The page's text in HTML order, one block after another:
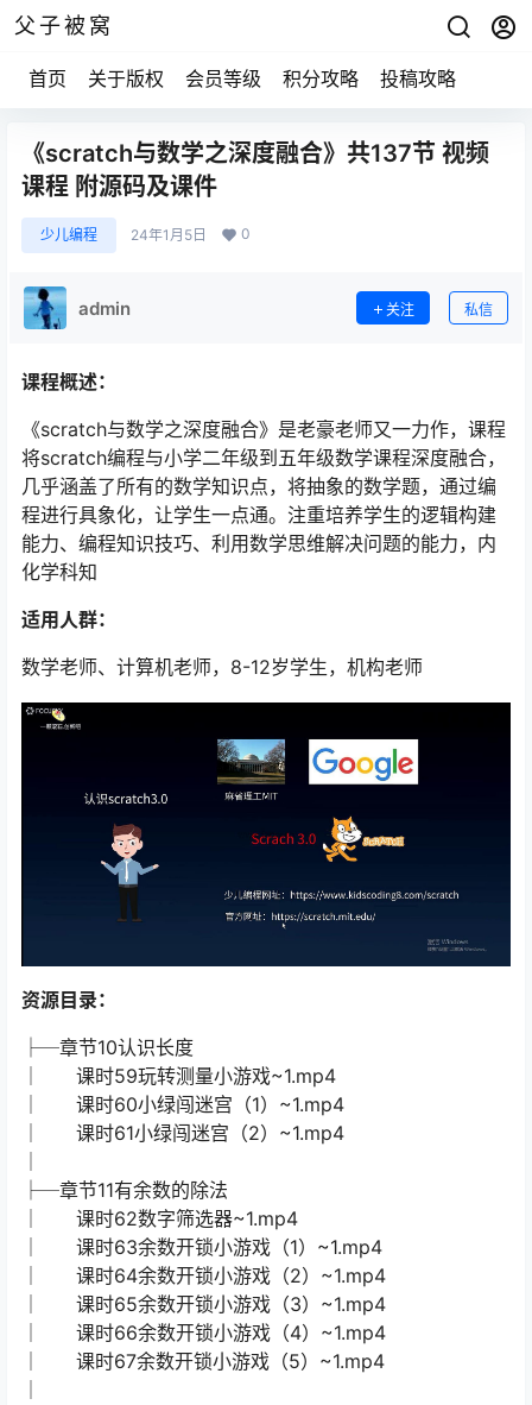
父子被窝
首页 关于版权 会员等级 积分攻略 投稿攻略
《scratch与数学之深度融合》共137节 视频
课程 附源码及课件
少儿编程 24年1月5日 0
admin 关注 私信
课程概述：
《scratch与数学之深度融合》是老豪老师又一力作，课程
将scratch编程与小学二年级到五年级数学课程深度融合，
几乎涵盖了所有的数学知识点，将抽象的数学题，通过编
程进行具象化，让学生一点通。注重培养学生的逻辑构建
能力、编程知识技巧、利用数学思维解决问题的能力，内
化学科知
适用人群：
数学老师、计算机老师，8-12岁学生，机构老师
资源目录：
├─章节10认识长度
│ 课时59玩转测量小游戏~1.mp4
│ 课时60小绿闯迷宫（1）~1.mp4
│ 课时61小绿闯迷宫（2）~1.mp4
├─章节11有余数的除法
│ 课时62数字筛选器~1.mp4
│ 课时63余数开锁小游戏（1）~1.mp4
│ 课时64余数开锁小游戏（2）~1.mp4
│ 课时65余数开锁小游戏（3）~1.mp4
│ 课时66余数开锁小游戏（4）~1.mp4
│ 课时67余数开锁小游戏（5）~1.mp4